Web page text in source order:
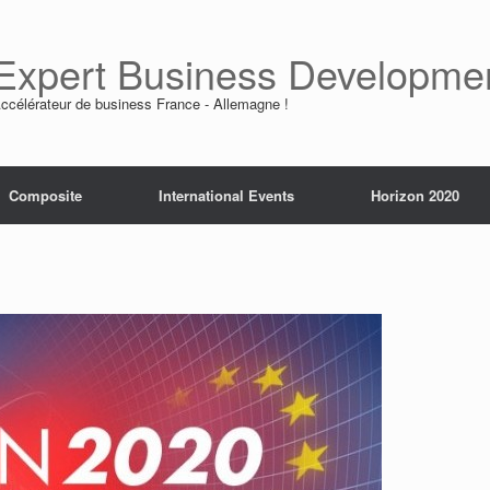
Business
de business France - Allemagne !
Composite International Events Horizon 2020